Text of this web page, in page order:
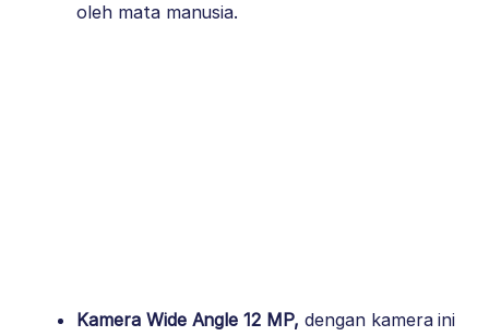
oleh mata manusia.
Kamera Wide Angle 12 MP, dengan kamera ini